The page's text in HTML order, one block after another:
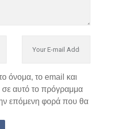
όνομα, το email και
σε αυτό το πρόγραμμα
επόμενη φορά που θα